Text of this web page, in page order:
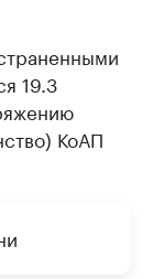
19.3
КоАП